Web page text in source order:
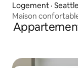
Logement · Seattle
Maison
Space Needle